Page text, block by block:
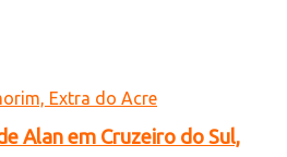
Alan em Cruzeiro do Sul,
Extra do Acre